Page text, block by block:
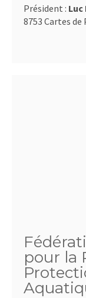
Président : Luc
8753 Cartes de
pour la